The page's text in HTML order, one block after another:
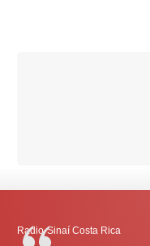
Radio-Sinaí Costa Rica